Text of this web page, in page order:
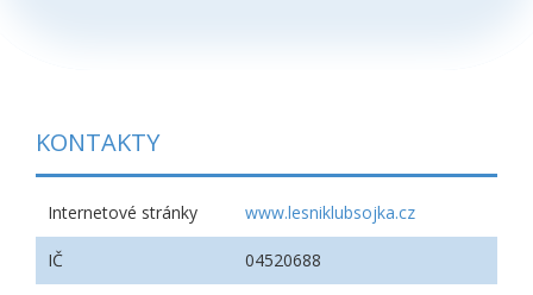
KONTAKTY
Internetové stránky www.lesniklubsojka.cz
IČ 04520688